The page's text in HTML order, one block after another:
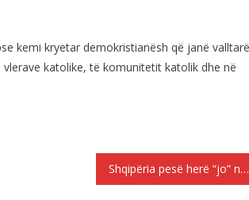
kemi kryetar demokristianësh që janë
katolike, të komunitetit katolik dhe në
Shqipëria pesë herë “jo” nënshtetësi, klerikut grek Anastasios Janullatos